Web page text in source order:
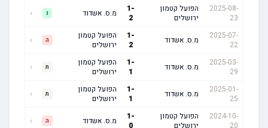
2025-08-
הפועל קטמון
ירושלים
מ.ס. אשדוד
2025-07-
22
מ.ס. אשדוד
הפועל קטמון
ירושלים
2025-03-
מ.ס. אשדוד
הפועל קטמון
ירושלים
2025-01-
מ.ס. אשדוד
הפועל קטמון
ירושלים
2024-10-
הפועל קטמון
ירושלים
מ.ס. אשדוד